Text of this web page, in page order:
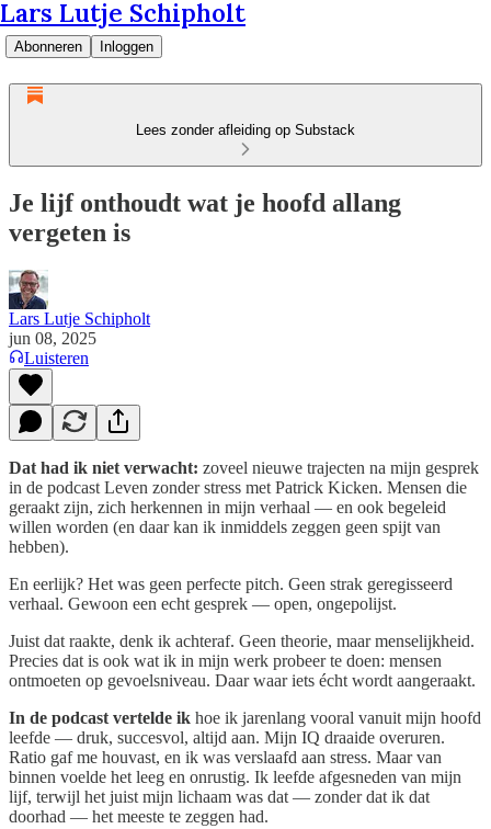
Lars Lutje Schipholt
Abonneren Inloggen
Lees zonder afleiding op Substack
Je lijf onthoudt wat je hoofd allang
vergeten is
Lars Lutje Schipholt
jun 08, 2025
Luisteren
Dat had ik niet verwacht: zoveel nieuwe trajecten na mijn gesprek
in de podcast Leven zonder stress met Patrick Kicken. Mensen die
geraakt zijn, zich herkennen in mijn verhaal — en ook begeleid
willen worden (en daar kan ik inmiddels zeggen geen spijt van
hebben).
En eerlijk? Het was geen perfecte pitch. Geen strak geregisseerd
verhaal. Gewoon een echt gesprek — open, ongepolijst.
Juist dat raakte, denk ik achteraf. Geen theorie, maar menselijkheid.
Precies dat is ook wat ik in mijn werk probeer te doen: mensen
ontmoeten op gevoelsniveau. Daar waar iets écht wordt aangeraakt.
In de podcast vertelde ik hoe ik jarenlang vooral vanuit mijn hoofd
leefde — druk, succesvol, altijd aan. Mijn IQ draaide overuren.
Ratio gaf me houvast, en ik was verslaafd aan stress. Maar van
binnen voelde het leeg en onrustig. Ik leefde afgesneden van mijn
lijf, terwijl het juist mijn lichaam was dat — zonder dat ik dat
doorhad — het meeste te zeggen had.